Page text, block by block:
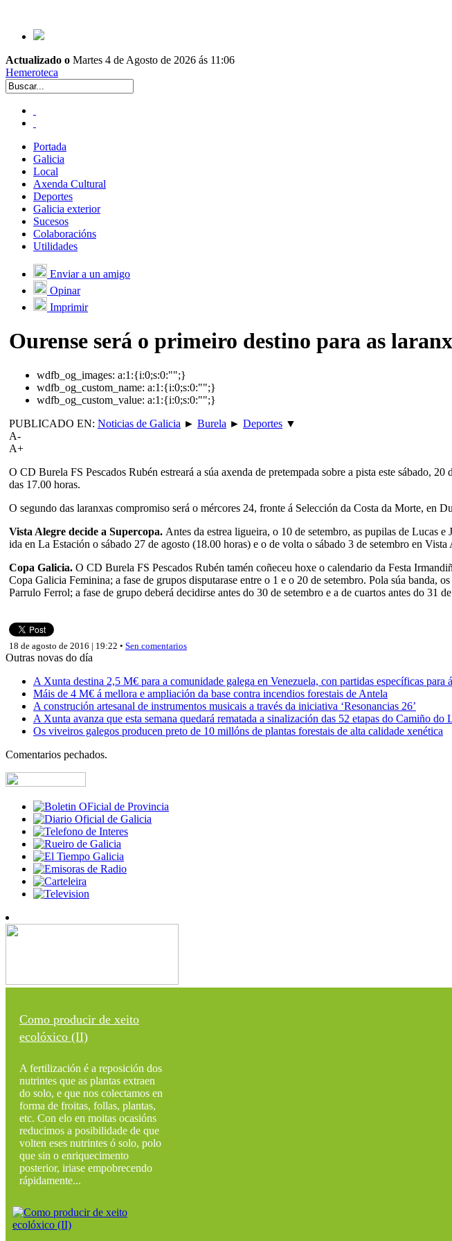
Actualizado o Martes 4 de Agosto de 2026 ás 11:06
Hemeroteca
Portada
Galicia
Local
Axenda Cultural
Deportes
Galicia exterior
Sucesos
Colaboracións
Utilidades
Enviar a un amigo
Opinar
Imprimir
Ourense será o primeiro destino para as
wdfb_og_images: a:1:{i:0;s:0:"";}
wdfb_og_custom_name: a:1:{i:0;s:0:"";}
wdfb_og_custom_value: a:1:{i:0;s:0:"";}
PUBLICADO EN: Noticias de Galicia ► Burela ► Deportes ▼
A-
A+
O CD Burela FS Pescados Rubén estreará a súa axenda de pretempada sobre a pista este sábado,
das 17.00 horas.
O segundo das laranxas compromiso será o mércores 24, fronte á Selección da Costa da Morte, en
Vista Alegre decide a Supercopa. Antes da estrea ligueira, o 10 de setembro, as pupilas de Lucas
ida en La Estación o sábado 27 de agosto (18.00 horas) e o de volta o sábado 3 de setembro en
Copa Galicia. O CD Burela FS Pescados Rubén tamén coñeceu hoxe o calendario da Festa
Copa Galicia Feminina; a fase de grupos disputarase entre o 1 e o 20 de setembro. Pola súa banda,
Parrulo Ferrol; a fase de grupo deberá decidirse antes do 30 de setembro e a de cuartos antes do 31
18 de agosto de 2016 | 19:22 • Sen comentarios
Outras novas do día
A Xunta destina 2,5 M€ para a comunidade galega en Venezuela, con partidas específicas para
Máis de 4 M€ á mellora e ampliación da base contra incendios forestais de Antela
A construción artesanal de instrumentos musicais a través da iniciativa ‘Resonancias 26’
A Xunta avanza que esta semana quedará rematada a sinalización das 52 etapas do Camiño do
Os viveiros galegos producen preto de 10 millóns de plantas forestais de alta calidade xenética
Comentarios pechados.
Como producir de xeito
ecolóxico (II)
A fertilización é a reposición dos
nutrintes que as plantas extraen
do solo, e que nos colectamos en
forma de froitas, follas, plantas,
etc. Con elo en moitas ocasións
reducimos a posibilidade de que
volten eses nutrintes ó solo, polo
que sin o enriquecimento
posterior, iriase empobrecendo
rápidamente...